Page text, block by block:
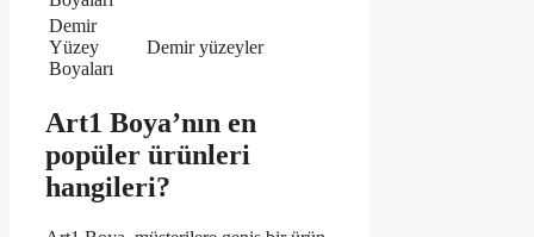
Demir
Yüzey
Boyaları
Demir yüzeyler
Art1 Boya’nın en
popüler ürünleri
hangileri?